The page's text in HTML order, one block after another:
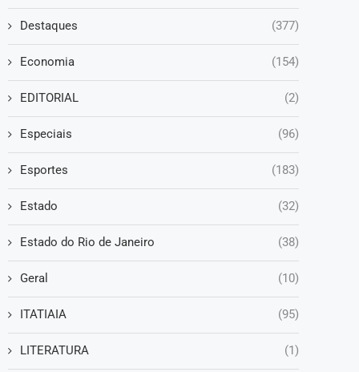
Destaques (377)
Economia (154)
EDITORIAL (2)
Especiais (96)
Esportes (183)
Estado (32)
Estado do Rio de Janeiro (38)
Geral (10)
ITATIAIA (95)
LITERATURA (1)